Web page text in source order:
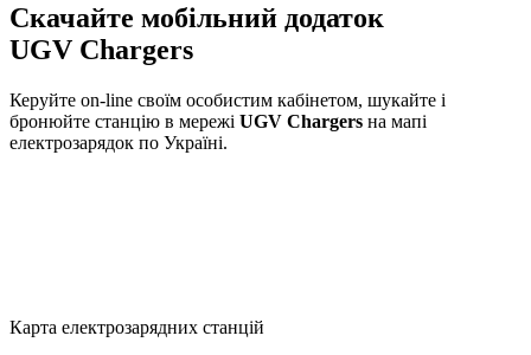
Скачайте мобільний додаток
UGV Chargers
Керуйте on-line своїм особистим кабінетом, шукайте і
бронюйте станцію в мережі UGV Chargers на мапі
електрозарядок по Україні.
Карта електрозарядних станцій